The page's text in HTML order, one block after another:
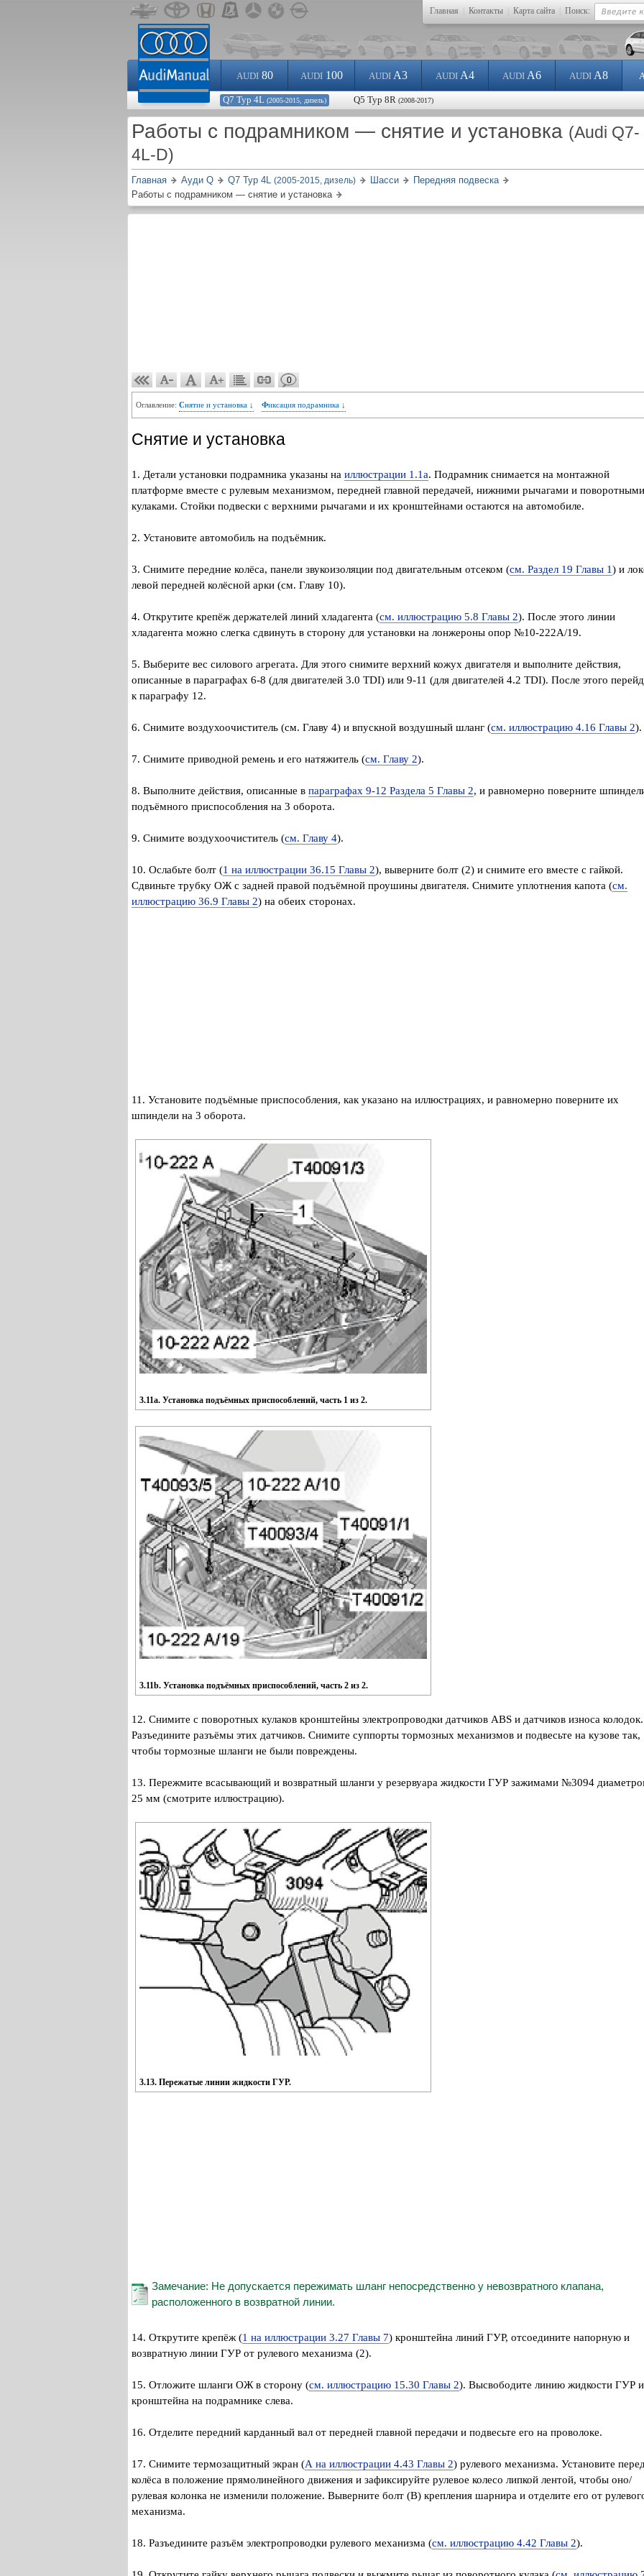
Главная Контакты Карта сайта Поиск:
AUDI80 AUDI100 AUDI A3 AUDI A4 AUDI A6 AUDI A8
Q7 Typ 4L (2005-2015, дизель) Q5 Typ 8R (2008-2017)
Работы с подрамником — снятие и установка (Audi Q7-
4L-D)
Главная Ауди Q Q7 Typ 4L (2005-2015, дизель) Шасси
Передняя подвеска
Работы с подрамником — снятие и установка
0
Оглавление: Снятие и установка ↓ Фиксация подрамника ↓
Снятие и установка
1. Детали установки подрамника указаны на иллюстрации 1.1а. Подрамник снимается на монтажной
платформе вместе с рулевым механизмом, передней главной передачей, нижними рычагами и поворотными
кулаками. Стойки подвески с верхними рычагами и их кронштейнами остаются на автомобиле.
2. Установите автомобиль на подъёмник.
3. Снимите передние колёса, панели звукоизоляции под двигательным отсеком (см. Раздел 19 Главы 1) и
левой передней колёсной арки (см. Главу 10).
4. Открутите крепёж держателей линий хладагента (см. иллюстрацию 5.8 Главы 2). После этого линии
хладагента можно слегка сдвинуть в сторону для установки на лонжероны опор №10-222А/19.
5. Выберите вес силового агрегата. Для этого снимите верхний кожух двигателя и выполните действия,
описанные в параграфах 6-8 (для двигателей 3.0 TDI) или 9-11 (для двигателей 4.2 TDI). После этого
к параграфу 12.
6. Снимите воздухоочиститель (см. Главу 4) и впускной воздушный шланг (см. иллюстрацию 4.16 Главы 2).
7. Снимите приводной ремень и его натяжитель (см. Главу 2).
8. Выполните действия, описанные в параграфах 9-12 Раздела 5 Главы 2, и равномерно поверните
подъёмного приспособления на 3 оборота.
9. Снимите воздухоочиститель (см. Главу 4).
10. Ослабьте болт (1 на иллюстрации 36.15 Главы 2), выверните болт (2) и снимите его вместе с гайкой.
Сдвиньте трубку ОЖ с задней правой подъёмной проушины двигателя. Снимите уплотнения капота (см.
иллюстрацию 36.9 Главы 2) на обеих сторонах.
11. Установите подъёмные приспособления, как указано на иллюстрациях, и равномерно поверните их
шпиндели на 3 оборота.
3.11а. Установка подъёмных приспособлений, часть 1 из 2.
3.11b. Установка подъёмных приспособлений, часть 2 из 2.
12. Снимите с поворотных кулаков кронштейны электропроводки датчиков ABS и датчиков износа колодок.
Разъедините разъёмы этих датчиков. Снимите суппорты тормозных механизмов и подвесьте на кузове так,
чтобы тормозные шланги не были повреждены.
13. Пережмите всасывающий и возвратный шланги у резервуара жидкости ГУР зажимами №3094
25 мм (смотрите иллюстрацию).
3.13. Пережатые линии жидкости ГУР.
Замечание: Не допускается пережимать шланг непосредственно у невозвратного клапана,
расположенного в возвратной линии.
14. Открутите крепёж (1 на иллюстрации 3.27 Главы 7) кронштейна линий ГУР, отсоедините напорную и
возвратную линии ГУР от рулевого механизма (2).
15. Отложите шланги ОЖ в сторону (см. иллюстрацию 15.30 Главы 2). Высвободите линию жидкости ГУР
кронштейна на подрамнике слева.
16. Отделите передний карданный вал от передней главной передачи и подвесьте его на проволоке.
17. Снимите термозащитный экран (А на иллюстрации 4.43 Главы 2) рулевого механизма. Установите
колёса в положение прямолинейного движения и зафиксируйте рулевое колесо липкой лентой, чтобы оно/
рулевая колонка не изменили положение. Выверните болт (В) крепления шарнира и отделите его от
механизма.
18. Разъедините разъём электропроводки рулевого механизма (см. иллюстрацию 4.42 Главы 2).